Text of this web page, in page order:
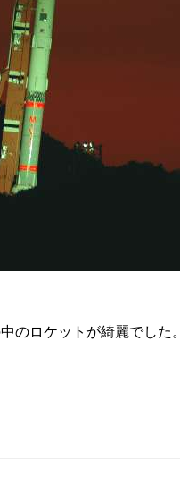
のロケットが綺麗でした。